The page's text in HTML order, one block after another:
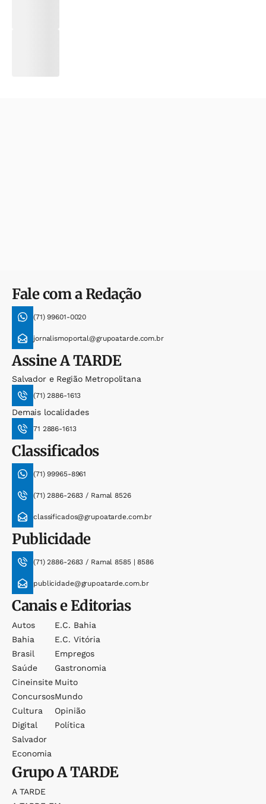
Fale com a Redação
(71) 99601-0020
jornalismoportal@grupoatarde.com.br
AssineA TARDE
Salvador e Região Metropolitana
(71) 2886-1613
Demais localidades
71 2886-1613
Classificados
(71) 99965-8961
(71) 2886-2683 / Ramal 8526
classificados@grupoatarde.com.br
Publicidade
(71) 2886-2683 / Ramal 8585 | 8586
publicidade@grupoatarde.com.br
Canais e Editorias
Autos
Bahia
Brasil
Saúde
Cineinsite
Concursos
Cultura
Digital
Salvador
Economia
E.c. Bahia
E.c. Vitória
Empregos
Gastronomia
Muito
Mundo
Opinião
Política
GrupoA TARDE
A TARDE